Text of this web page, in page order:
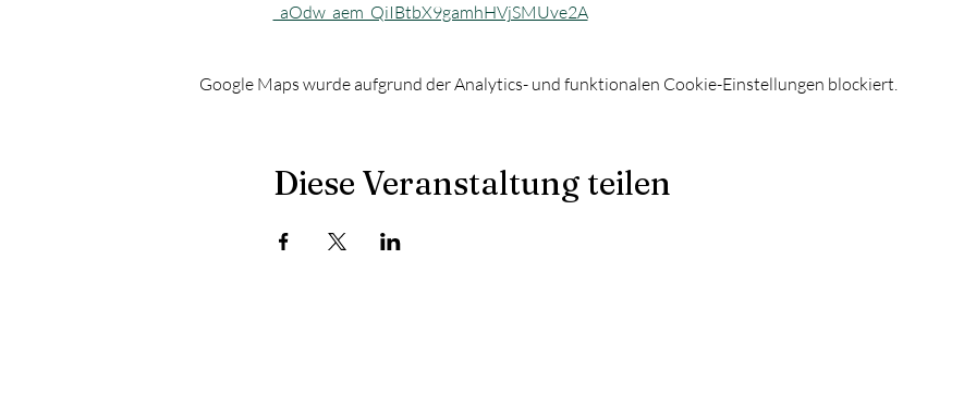
_aOdw_aem_QiIBtbX9gamhHVjSMUve2A
Google Maps wurde aufgrund der Analytics- und funktionalen Cookie-Einstellungen blockiert.
Diese Veranstaltung teilen